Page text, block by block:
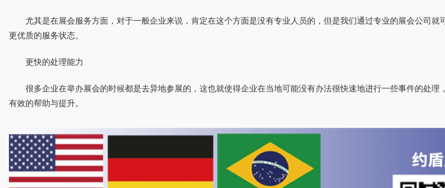
尤其是在展会服务方面，对于一般企业来说，肯定在这个方面是没有专业人员的，但是我们通过专业的展会公司
更优质的服务状态。
更快的处理能力
很多企业在举办展会的时候都是去异地参展的，这也就使得企业在当地可能没有办法很快速地进行一些事件的处
有效的帮助与提升。